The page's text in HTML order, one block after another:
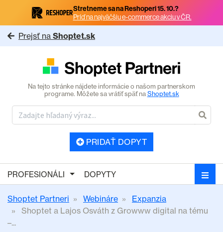
Stretneme sa na Reshoperi 15. 10.?
Príď na najväčšiu e-commerce akciu v ČR.
Prejsť na Shoptet.sk
Na tejto stránke nájdete informácie o našom partnerskom
programe. Môžete sa vrátiť späť naShoptet.sk
PRIDAŤ DOPYT
PROFESIONÁLI DOPYTY
Shoptet Partneri Webináre
Expanzia
Shoptet a Lajos Osváth z Growww digital na tému
–...